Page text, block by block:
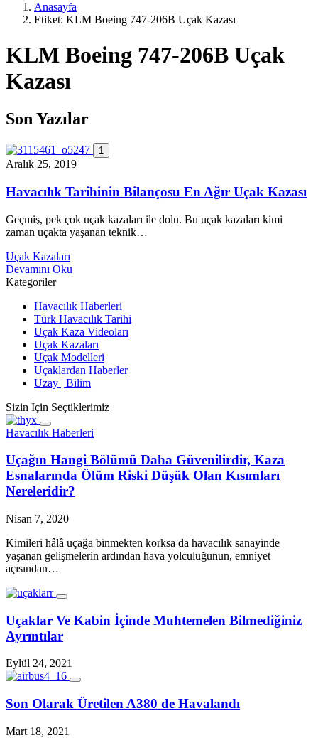
Anasayfa
Etiket: KLM Boeing 747-206B Uçak Kazası
KLM Boeing 747-206B Uçak
Kazası
Son Yazılar
1
Aralık 25, 2019
Havacılık Tarihinin Bilançosu En Ağır Uçak Kazası
Geçmiş, pek çok uçak kazaları ile dolu. Bu uçak kazaları kimi
zaman uçakta yaşanan teknik…
Uçak Kazaları
Devamını Oku
Kategoriler
Havacılık Haberleri
Türk Havacılık Tarihi
Uçak Kaza Videoları
Uçak Kazaları
Uçak Modelleri
Uçaklardan Haberler
Uzay | Bilim
Sizin İçin Seçtiklerimiz
Havacılık Haberleri
Uçağın Hangi Bölümü Daha Güvenilirdir, Kaza
Esnalarında Ölüm Riski Düşük Olan Kısımları
Nereleridir?
Nisan 7, 2020
Kimileri hâlâ uçağa binmekten korksa da havacılık sanayinde
yaşanan gelişmelerin ardından hava yolculuğunun, emniyet
açısından…
Uçaklar Ve Kabin İçinde Muhtemelen Bilmediğiniz
Ayrıntılar
Eylül 24, 2021
Son Olarak Üretilen A380 de Havalandı
Mart 18, 2021